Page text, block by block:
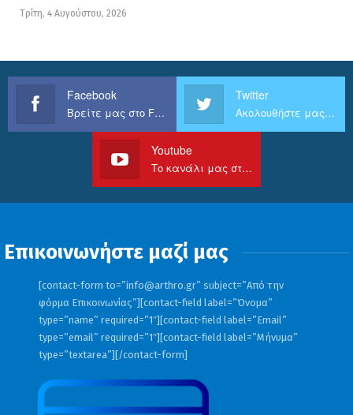
Τρίτη, 4 Αυγούστου, 2026
Facebook
Βρείτε μας στο Facebook
Twitter
Ακολουθήστε μας στο Twitter
Youtube
Το κανάλι μας στο Youtube
Επικοινωνήστε μαζί μας
[contact-form to=”info@arthro.gr” subject=”Από την
φόρμα Επικοινωνίας”][contact-field label=”Όνομα”
type=”name” required=”1″][contact-field label=”Email”
type=”email” required=”1″][contact-field label=”Μήνυμα”
type=”textarea”][/contact-form]